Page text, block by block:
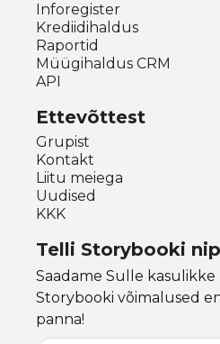
Inforegister
Krediidihaldus
Raportid
Müügihaldus CRM
API
Ettevõttest
Grupist
Kontakt
Liitu meiega
Uudised
KKK
Telli Storybooki
Saadame Sulle kasulikke
Storybooki võimalused
panna!